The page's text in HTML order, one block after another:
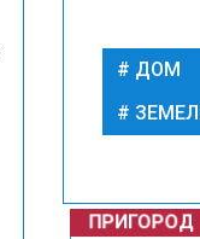
ДОМ
ПРИГОРОД